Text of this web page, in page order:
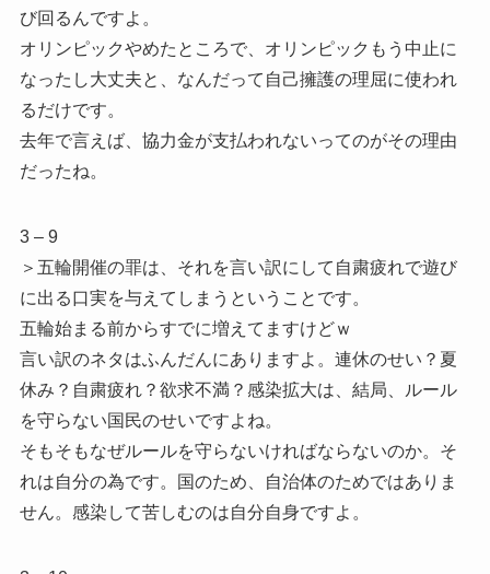
び回るんですよ。
オリンピックやめたところで、オリンピックもう中止に
なったし大丈夫と、なんだって自己擁護の理屈に使われ
るだけです。
去年で言えば、協力金が支払われないってのがその理由
だったね。
3 – 9
＞五輪開催の罪は、それを言い訳にして自粛疲れで遊び
に出る口実を与えてしまうということです。
五輪始まる前からすでに増えてますけどｗ
言い訳のネタはふんだんにありますよ。連休のせい？夏
休み？自粛疲れ？欲求不満？感染拡大は、結局、ルール
を守らない国民のせいですよね。
そもそもなぜルールを守らないければならないのか。そ
れは自分の為です。国のため、自治体のためではありま
せん。感染して苦しむのは自分自身ですよ。